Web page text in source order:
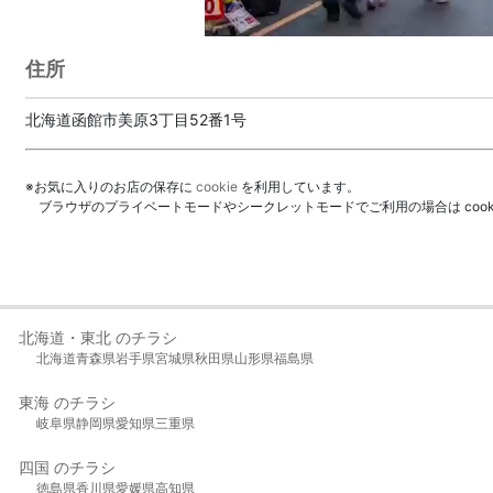
住所
北海道函館市美原3丁目52番1号
※お気に入りのお店の保存に cookie を利用しています。
ブラウザのプライベートモードやシークレットモードでご利用の場合は
北海道・東北 のチラシ
北海道青森県岩手県宮城県秋田県山形県福島県
東海 のチラシ
岐阜県静岡県愛知県三重県
四国 のチラシ
徳島県香川県愛媛県高知県